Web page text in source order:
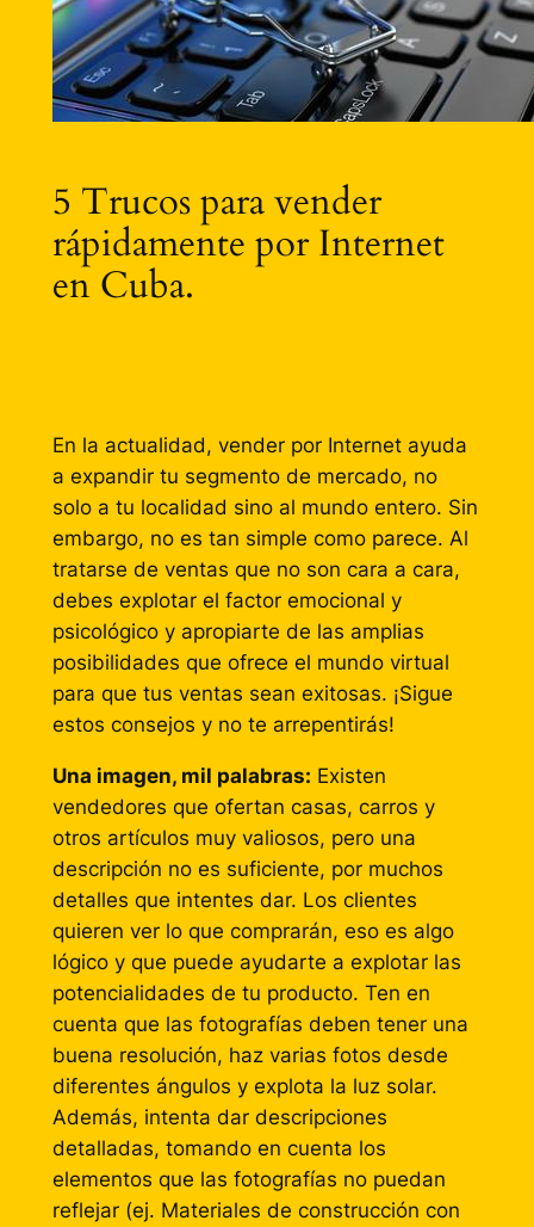
5 Trucos para vender
rápidamente por Internet
en Cuba.
En la actualidad, vender por Internet ayuda
a expandir tu segmento de mercado, no
solo a tu localidad sino al mundo entero. Sin
embargo, no es tan simple como parece. Al
tratarse de ventas que no son cara a cara,
debes explotar el factor emocional y
psicológico y apropiarte de las amplias
posibilidades que ofrece el mundo virtual
para que tus ventas sean exitosas. ¡Sigue
estos consejos y no te arrepentirás!
Una imagen, mil palabras: Existen
vendedores que ofertan casas, carros y
otros artículos muy valiosos, pero una
descripción no es suficiente, por muchos
detalles que intentes dar. Los clientes
quieren ver lo que comprarán, eso es algo
lógico y que puede ayudarte a explotar las
potencialidades de tu producto. Ten en
cuenta que las fotografías deben tener una
buena resolución, haz varias fotos desde
diferentes ángulos y explota la luz solar.
Además, intenta dar descripciones
detalladas, tomando en cuenta los
elementos que las fotografías no puedan
reflejar (ej. Materiales de construcción con